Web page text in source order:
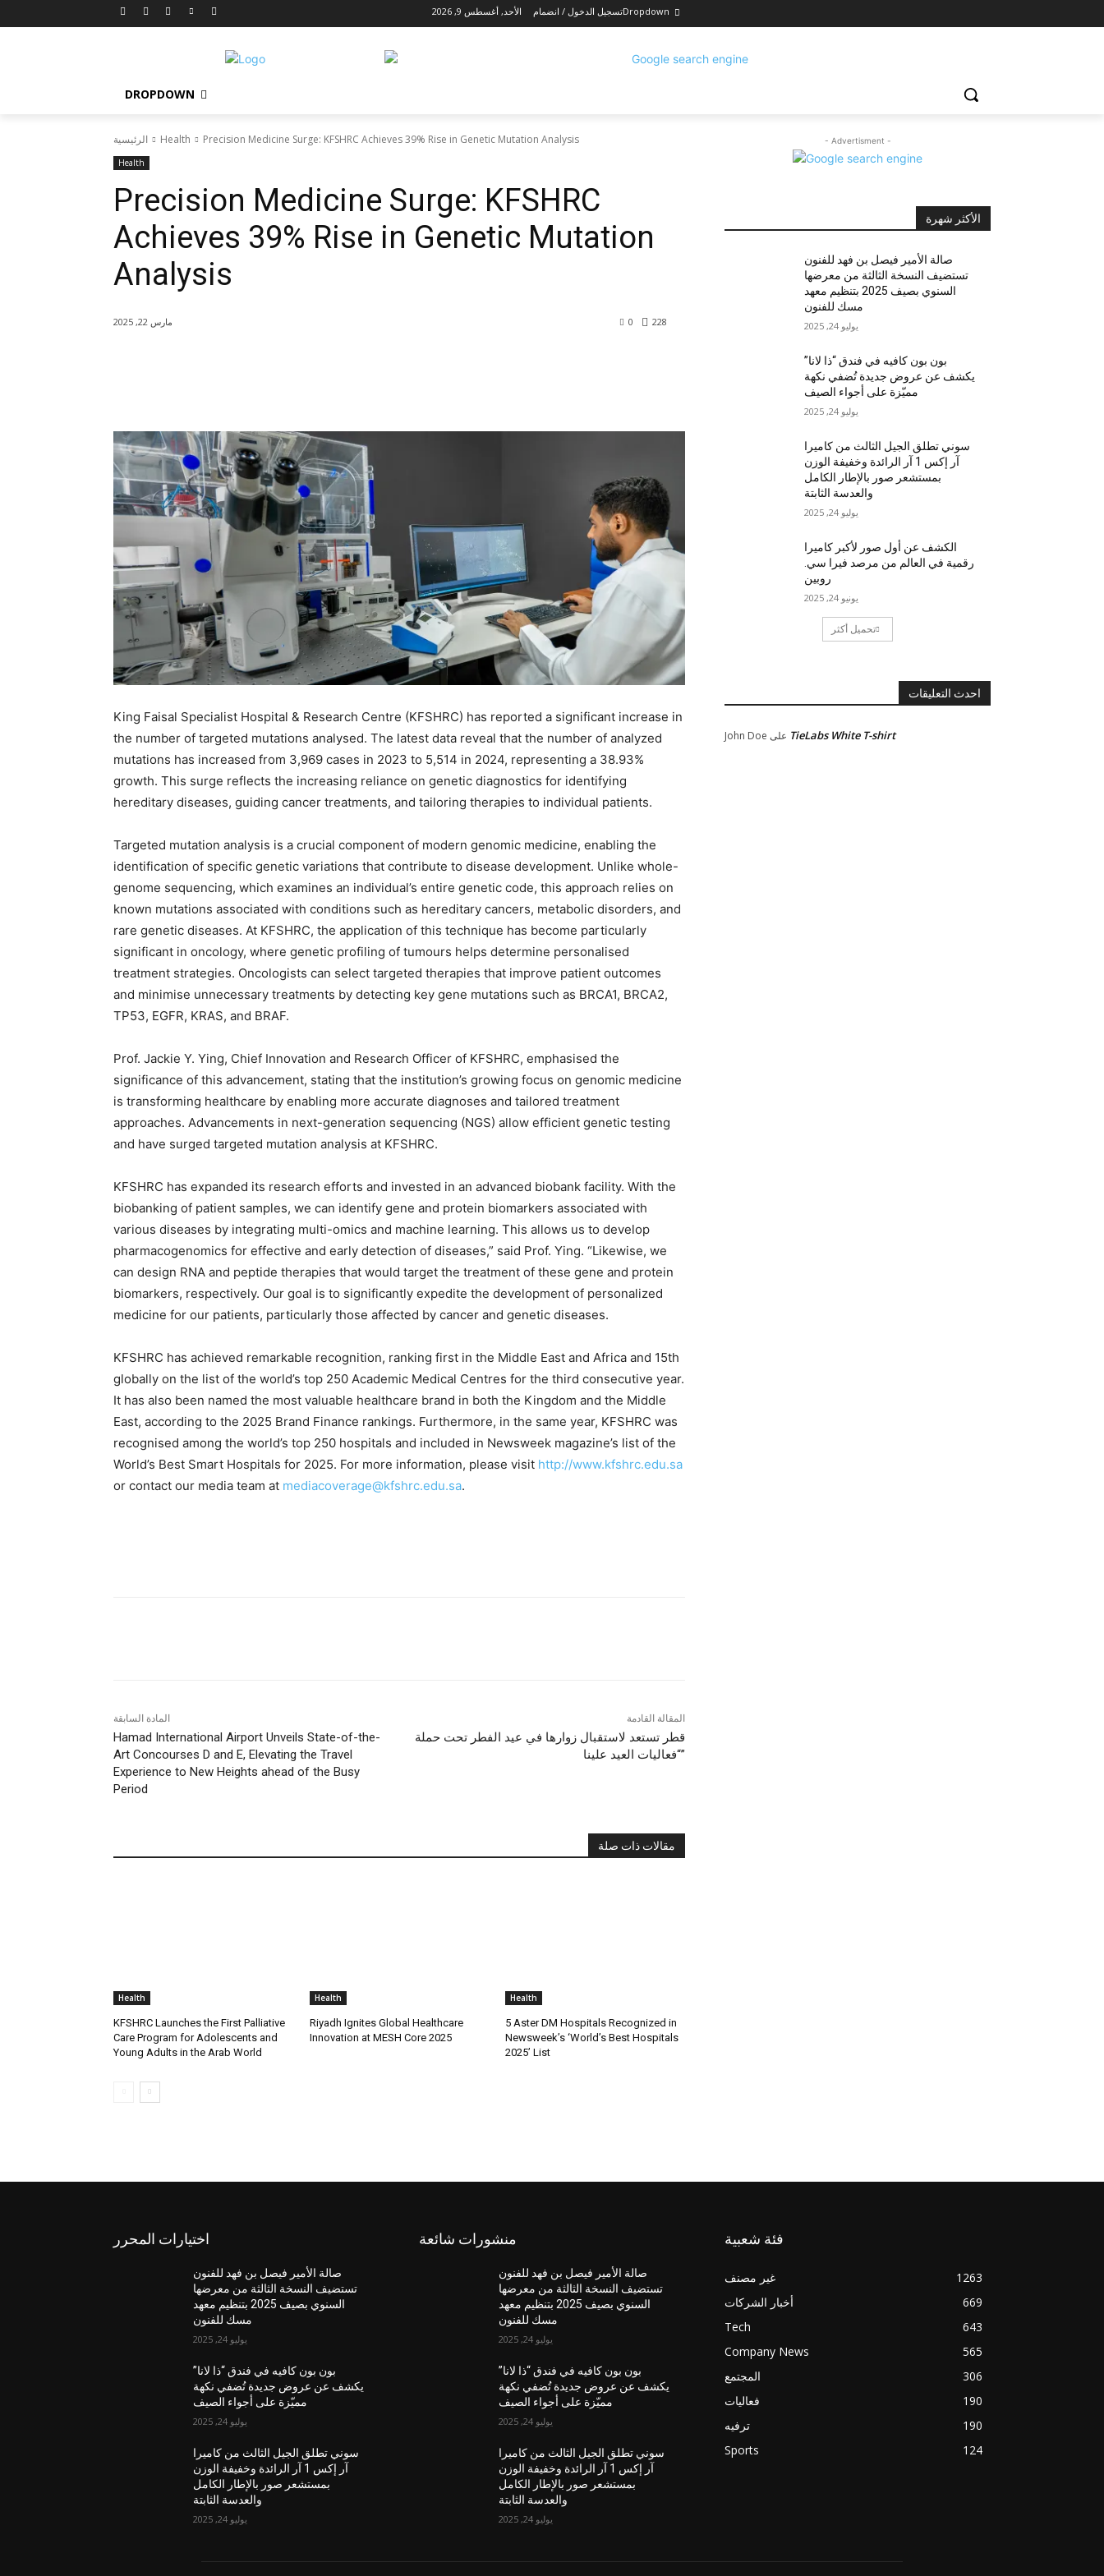
الأحد, أغسطس 9, 2026 تسجيل الدخول / انضمامDropdown
DROPDOWN
الرئيسية Health Precision Medicine Surge: KFSHRC Achieves 39% Rise in Genetic Mutation Analysis
Health
Precision Medicine Surge: KFSHRC
Achieves 39% Rise in Genetic Mutation
Analysis
0 228 مارس 22, 2025
King Faisal Specialist Hospital & Research Centre (KFSHRC) has reported a significant increase in
the number of targeted mutations analysed. The latest data reveal that the number of analyzed
mutations has increased from 3,969 cases in 2023 to 5,514 in 2024, representing a 38.93%
growth. This surge reflects the increasing reliance on genetic diagnostics for identifying
hereditary diseases, guiding cancer treatments, and tailoring therapies to individual patients.
Targeted mutation analysis is a crucial component of modern genomic medicine, enabling the
identification of specific genetic variations that contribute to disease development. Unlike whole-
genome sequencing, which examines an individual’s entire genetic code, this approach relies on
known mutations associated with conditions such as hereditary cancers, metabolic disorders, and
rare genetic diseases. At KFSHRC, the application of this technique has become particularly
significant in oncology, where genetic profiling of tumours helps determine personalised
treatment strategies. Oncologists can select targeted therapies that improve patient outcomes
and minimise unnecessary treatments by detecting key gene mutations such as BRCA1, BRCA2,
TP53, EGFR, KRAS, and BRAF.
Prof. Jackie Y. Ying, Chief Innovation and Research Officer of KFSHRC, emphasised the
significance of this advancement, stating that the institution’s growing focus on genomic medicine
is transforming healthcare by enabling more accurate diagnoses and tailored treatment
approaches. Advancements in next-generation sequencing (NGS) allow efficient genetic testing
and have surged targeted mutation analysis at KFSHRC.
KFSHRC has expanded its research efforts and invested in an advanced biobank facility. With the
biobanking of patient samples, we can identify gene and protein biomarkers associated with
various diseases by integrating multi-omics and machine learning. This allows us to develop
pharmacogenomics for effective and early detection of diseases,” said Prof. Ying. “Likewise, we
can design RNA and peptide therapies that would target the treatment of these gene and protein
biomarkers, respectively. Our goal is to significantly expedite the development of personalized
medicine for our patients, particularly those affected by cancer and genetic diseases.
KFSHRC has achieved remarkable recognition, ranking first in the Middle East and Africa and 15th
globally on the list of the world’s top 250 Academic Medical Centres for the third consecutive year.
It has also been named the most valuable healthcare brand in both the Kingdom and the Middle
East, according to the 2025 Brand Finance rankings. Furthermore, in the same year, KFSHRC was
recognised among the world’s top 250 hospitals and included in Newsweek magazine’s list of the
World’s Best Smart Hospitals for 2025. For more information, please visit http://www.kfshrc.edu.sa
or contact our media team at mediacoverage@kfshrc.edu.sa.
المادة السابقة
Hamad International Airport Unveils State-of-the-
Art Concourses D and E, Elevating the Travel
Experience to New Heights ahead of the Busy
Period
المقالة القادمة
قطر تستعد لاستقبال زوارها في عيد الفطر تحت حملة
“فعاليات العيد علينا”
مقالات ذات صلة
Health
5 Aster DM Hospitals Recognized in
Newsweek’s ‘World’s Best Hospitals
2025’ List
Health
Riyadh Ignites Global Healthcare
Innovation at MESH Core 2025
Health
KFSHRC Launches the First Palliative
Care Program for Adolescents and
Young Adults in the Arab World
- Advertisment -
الأكثر شهرة
صالة الأمير فيصل بن فهد للفنون
تستضيف النسخة الثالثة من معرضها
السنوي بصيف 2025 بتنظيم معهد
مسك للفنون
يوليو 24, 2025
بون بون كافيه في فندق “ذا لانا”
يكشف عن عروض جديدة تُضفي نكهة
مميّزة على أجواء الصيف
يوليو 24, 2025
سوني تطلق الجيل الثالث من كاميرا
آر إكس 1 آر الرائدة وخفيفة الوزن
بمستشعر صور بالإطار الكامل
والعدسة الثابتة
يوليو 24, 2025
الكشف عن أول صور لأكبر كاميرا
رقمية في العالم من مرصد فيرا سي.
روبين
يونيو 24, 2025
تحميل أكثر
احدث التعليقات
John Doe TieLabs White T-shirt
اختيارات المحرر
صالة الأمير فيصل بن فهد للفنون
تستضيف النسخة الثالثة من معرضها
السنوي بصيف 2025 بتنظيم معهد
مسك للفنون
يوليو 24, 2025
بون بون كافيه في فندق “ذا لانا”
يكشف عن عروض جديدة تُضفي نكهة
مميّزة على أجواء الصيف
يوليو 24, 2025
سوني تطلق الجيل الثالث من كاميرا
آر إكس 1 آر الرائدة وخفيفة الوزن
بمستشعر صور بالإطار الكامل
والعدسة الثابتة
يوليو 24, 2025
منشورات شائعة
صالة الأمير فيصل بن فهد للفنون
تستضيف النسخة الثالثة من معرضها
السنوي بصيف 2025 بتنظيم معهد
مسك للفنون
يوليو 24, 2025
بون بون كافيه في فندق “ذا لانا”
يكشف عن عروض جديدة تُضفي نكهة
مميّزة على أجواء الصيف
يوليو 24, 2025
سوني تطلق الجيل الثالث من كاميرا
آر إكس 1 آر الرائدة وخفيفة الوزن
بمستشعر صور بالإطار الكامل
والعدسة الثابتة
يوليو 24, 2025
فئة شعبية
غير مصنف
1263
أخبار الشركات
669
Tech
643
Company News
565
المجتمع
306
فعاليات
190
ترفيه
190
Sports
124